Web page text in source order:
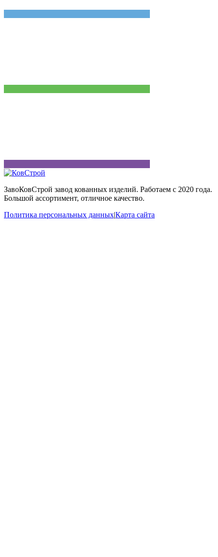
ЗавоКовСтрой завод кованных изделий. Работаем с 2020 года.
Большой ассортимент, отличное качество.
Политика персональных данных|Карта сайта